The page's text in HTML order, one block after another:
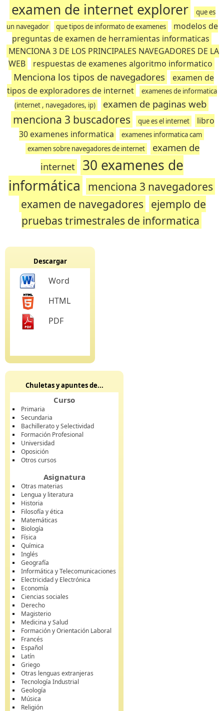
examen de internet explorer
que es
un navegador
que tipos de informato de examenes
modelos de
preguntas de examen de herramientas informaticas
MENCIONA 3 DE LOS PRINCIPALES NAVEGADORES DE LA
WEB
respuestas de examenes algoritmo informatico
Menciona los tipos de navegadores
examen de
tipos de exploradores de internet
examenes de informatica
(internet , navegadores, ip)
examen de paginas web
menciona 3 buscadores que es el internet
libro
30 examenes informatica
examenes informatica cam
examen sobre navegadores de internet
examen de
internet
30 examenes de
informática
menciona 3 navegadores
examen de navegadores ejemplo de
pruebas trimestrales de informatica
Descargar
Word
HTML
PDF
Chuletas y apuntes de...
Curso
Primaria
Secundaria
Bachillerato y Selectividad
Formación Profesional
Universidad
Oposición
Otros cursos
Asignatura
Otras materias
Lengua y literatura
Historia
Filosofía y ética
Matemáticas
Biología
Física
Química
Inglés
Geografía
Informática y Telecomunicaciones
Electricidad y Electrónica
Economía
Ciencias sociales
Derecho
Magisterio
Medicina y Salud
Formación y Orientación Laboral
Francés
Español
Latín
Griego
Otras lenguas extranjeras
Tecnología Industrial
Geología
Música
Religión